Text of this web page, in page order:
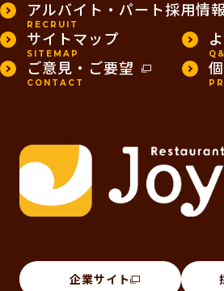
アルバイト・パート採用情報
RECRUIT
サイトマップ
SITEMAP
ご意見・ご要望
CONTACT
企業サイト